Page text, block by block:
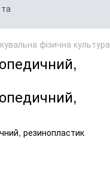
фізична
резинопластик